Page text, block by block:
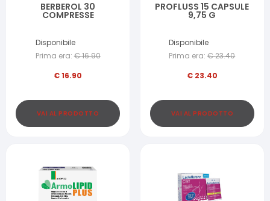
BERBEROL 30
COMPRESSE
Disponibile
Prima era: €16.90
€16.90
VAI AL PRODOTTO
PROFLUSS 15 CAPSULE
9,75 G
Disponibile
Prima era: €23.40
€ 23.40
VAI AL PRODOTTO